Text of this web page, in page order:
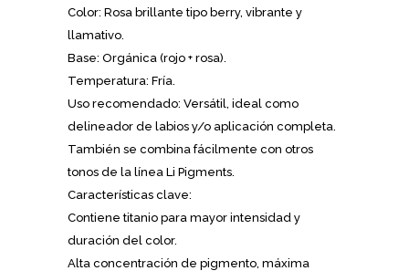
quantity
Color: Rosa brillante tipo berry, vibrante y
llamativo.
Base: Orgánica (rojo + rosa).
Temperatura: Fría.
Uso recomendado: Versátil, ideal como
delineador de labios y/o aplicación completa.
También se combina fácilmente con otros
tonos de la línea Li Pigments.
Características clave:
Contiene titanio para mayor intensidad y
duración del color.
Alta concentración de pigmento, máxima